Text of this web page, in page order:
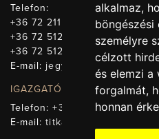
alkalmaz,
böngészési
személyre
célzott
és elemzi a
forgalmát,
honnan
Telefon:
+36 72 211-965
+36 72 512-669
+36 72 512-675
E-mail: jegy@pnsz.hu
IGAZGATÓSÁG, TITKÁRSÁG
Telefon:+36 72 512-671
E-mail:titkarsag@pnsz.hu